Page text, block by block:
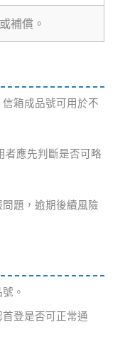
補償。
箱成品號可用於不
者應先判斷是否可略
題，逾期後續風險
。
首登是否可正常通